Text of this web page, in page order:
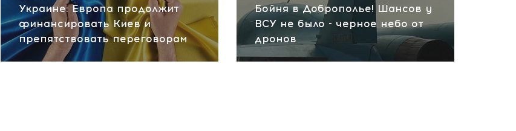
Украине: Европа продолжит
финансировать Киев и
препятствовать переговорам
Бойня в Доброполье! Шансов у
ВСУ не было - черное небо от
дронов